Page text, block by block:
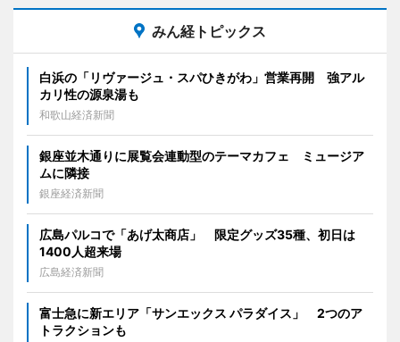
みん経トピックス
白浜の「リヴァージュ・スパひきがわ」営業再開 強アル
カリ性の源泉湯も
和歌山経済新聞
銀座並木通りに展覧会連動型のテーマカフェ ミュージア
ムに隣接
銀座経済新聞
広島パルコで「あげ太商店」 限定グッズ35種、初日は
1400人超来場
広島経済新聞
富士急に新エリア「サンエックス パラダイス」 2つのア
トラクションも